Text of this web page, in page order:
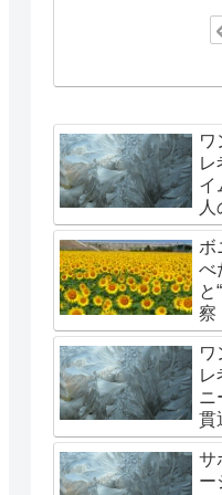
ワ
レ
イ
ボ
べ
と
察
ワ
レ
ニ
貫
サ
ー